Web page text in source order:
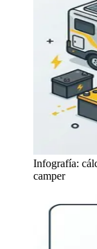
Infografía:
camper